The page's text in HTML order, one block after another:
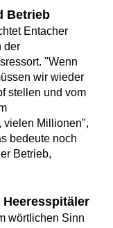
Betrieb
Entacher
der
"Wenn
wir wieder
stellen und vom
vielen Millionen",
bedeute noch
Betrieb,
wörtlichen Sinn